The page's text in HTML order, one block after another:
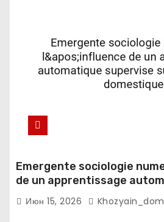
Emergente sociologie
de un apprentissage
sur les espaces
Июн 15, 2026 Khozyain_dom